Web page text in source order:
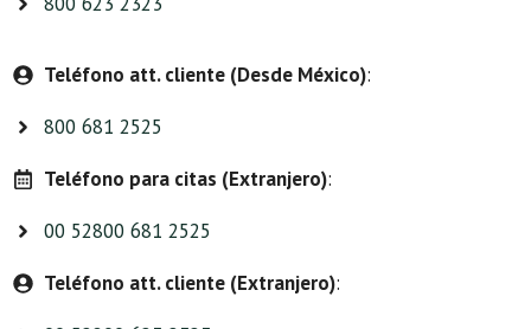
Teléfono att. cliente (Desde México):
800 681 2525
Teléfono para citas (Extranjero):
00 52800 681 2525
Teléfono att. cliente (Extranjero):